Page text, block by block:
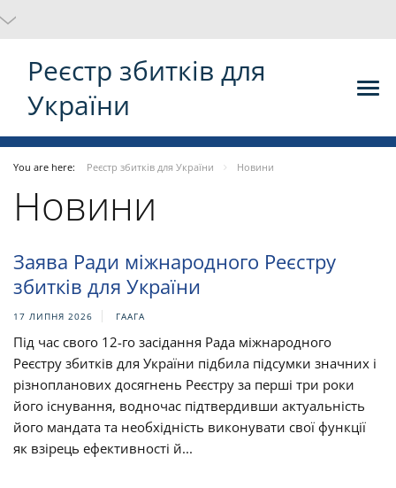
Реєстр збитків для
України
You are here: Реєстр збитків для України Новини
Новини
Заява Ради міжнародного Реєстру
збитків для України
17 ЛИПНЯ 2026 ГААГА
Під час свого 12-го засідання Рада міжнародного
Реєстру збитків для України підбила підсумки значних і
різнопланових досягнень Реєстру за перші три роки
його існування, водночас підтвердивши актуальність
його мандата та необхідність виконувати свої функції
як взірець ефективності й...